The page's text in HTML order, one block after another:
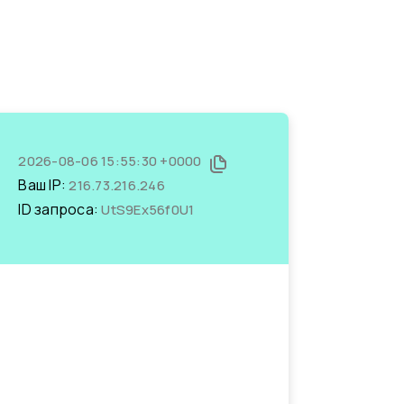
2026-08-06 15:55:30 +0000
Ваш IP:216.73.216.246
ID запроса:UtS9Ex56f0U1